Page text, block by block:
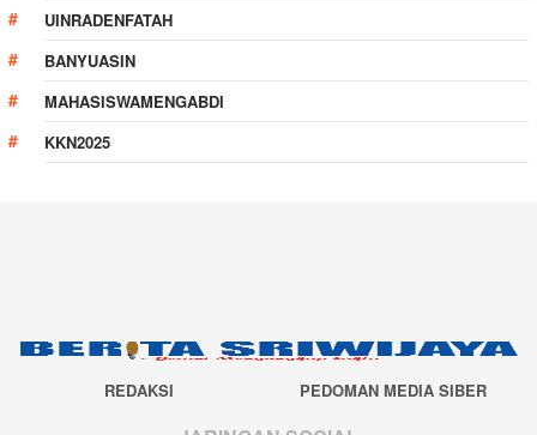
UINRADENFATAH
BANYUASIN
MAHASISWAMENGABDI
KKN2025
REDAKSI PEDOMAN MEDIA SIBER